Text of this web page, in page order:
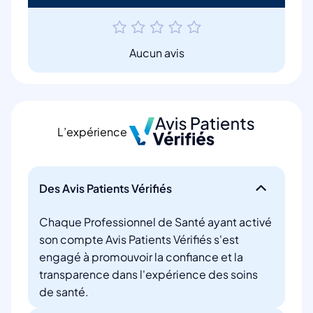
Aucun avis
L’expérience
Des Avis Patients Vérifiés
Chaque Professionnel de Santé ayant activé
son compte Avis Patients Vérifiés s'est
engagé à promouvoir la confiance et la
transparence dans l'expérience des soins
de santé.